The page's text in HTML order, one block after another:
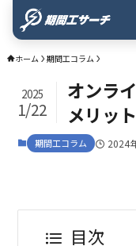
ホーム 期間工コラム
オンラ
メリッ
2025
1/22
期間工コラム 2024
目次